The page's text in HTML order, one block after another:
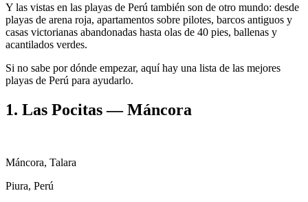
Y las vistas en las playas de Perú también son de otro mundo: desde
playas de arena roja, apartamentos sobre pilotes, barcos antiguos y
casas victorianas abandonadas hasta olas de 40 pies, ballenas y
acantilados verdes.
Si no sabe por dónde empezar, aquí hay una lista de las mejores
playas de Perú para ayudarlo.
1. Las Pocitas — Máncora
Máncora, Talara
Piura, Perú